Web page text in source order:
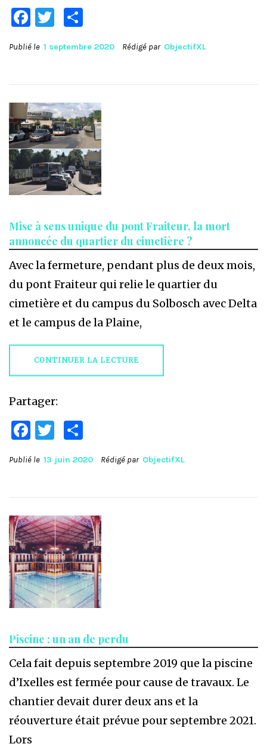
Facebook
Twitter
Publié le 1 septembre 2020 Rédigé par ObjectifXL
Mise à sens unique du pont Fraiteur, la mort
annoncée du quartier du cimetière ?
Avec la fermeture, pendant plus de deux mois,
du pont Fraiteur qui relie le quartier du
cimetière et du campus du Solbosch avec Delta
et le campus de la Plaine,
CONTINUER LA LECTURE
Partager:
Facebook
Twitter
Publié le 13 juin 2020 Rédigé par ObjectifXL
Piscine : un an de perdu
Cela fait depuis septembre 2019 que la piscine
d’Ixelles est fermée pour cause de travaux. Le
chantier devait durer deux ans et la
réouverture était prévue pour septembre 2021.
Lors